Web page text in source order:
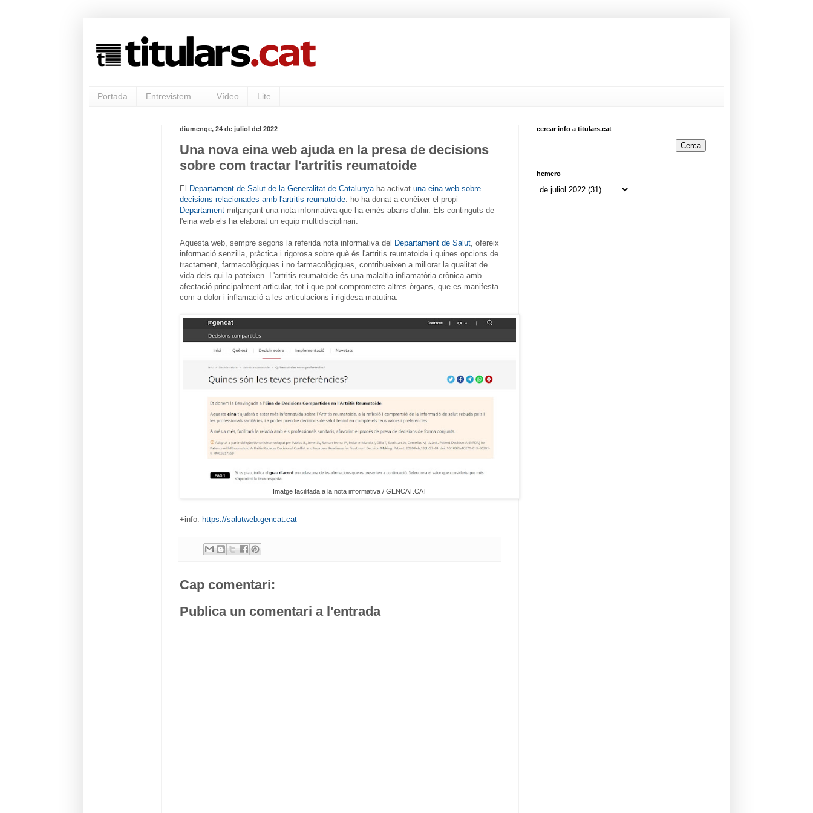
Portada Entrevistem... Vídeo Lite
diumenge, 24 de juliol del 2022
Una nova eina web ajuda en la presa de decisions
sobre com tractar l'artritis reumatoide
El Departament de Salut de la Generalitat de Catalunyaha activat una eina web sobre
decisions relacionades amb l'artritis reumatoide: ho ha donat a conèixer el propi
Departament mitjançant una nota informativa que ha emès abans-d'ahir. Els continguts de
l'eina web els ha elaborat un equip multidisciplinari.
Aquesta web, sempre segons la referida nota informativa del Departament de Salut, ofereix
informació senzilla, pràctica i rigorosa sobre què és l'artritis reumatoide i quines opcions de
tractament, farmacològiques i no farmacològiques, contribueixen a millorar la qualitat de
vida dels qui la pateixen. L'artritis reumatoide és una malaltia inflamatòria crònica amb
afectació principalment articular, tot i que pot comprometre altres òrgans, que es manifesta
com a dolor i inflamació a les articulacions i rigidesa matutina.
Imatge facilitada a la nota informativa / GENCAT.CAT
+info: https://salutweb.gencat.cat
Cap comentari:
Publica un comentari a l'entrada
cercar info a titulars.cat
hemero